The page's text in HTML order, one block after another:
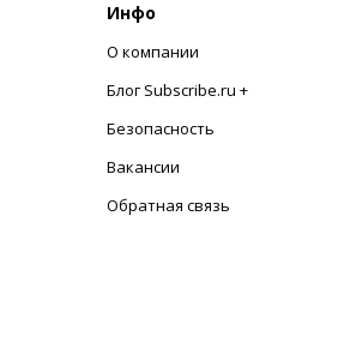
Инфо
О компании
Блог Subscribe.ru +
Безопасность
Вакансии
Обратная связь